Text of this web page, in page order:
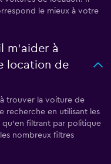
le mieux à votre
m’aider à
location de
trouver la voiture de
recherche en utilisant les
qu'en filtrant par politique
nombreux filtres